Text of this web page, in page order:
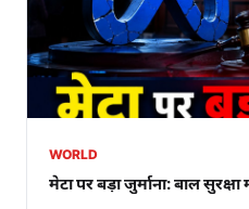
WORLD
मेटा पर बड़ा जुर्माना: बाल